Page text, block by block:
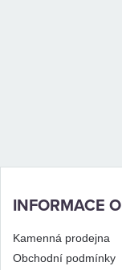
INFORMACE
Kamenná prodejna
Obchodní podmínky